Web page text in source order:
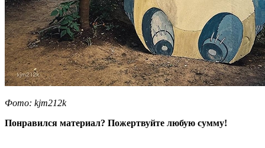
Фото: kjm212k
Понравился материал? Пожертвуйте любую сумму!